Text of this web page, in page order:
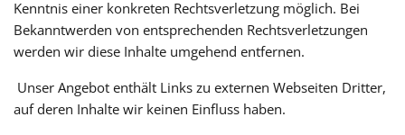
Kenntnis einer konkreten Rechtsverletzung möglich. Bei
Bekanntwerden von entsprechenden Rechtsverletzungen
werden wir diese Inhalte umgehend entfernen.
Unser Angebot enthält Links zu externen Webseiten Dritter,
auf deren Inhalte wir keinen Einfluss haben.